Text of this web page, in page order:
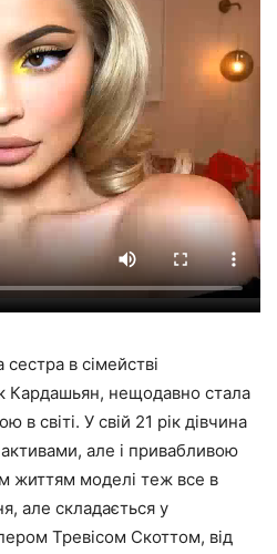
в сімействі
Кардашьян, нещодавно стала
світі. У свій 21 рік дівчина
але і привабливою
життям моделі теж все в
але складається у
Тревісом Скоттом, від